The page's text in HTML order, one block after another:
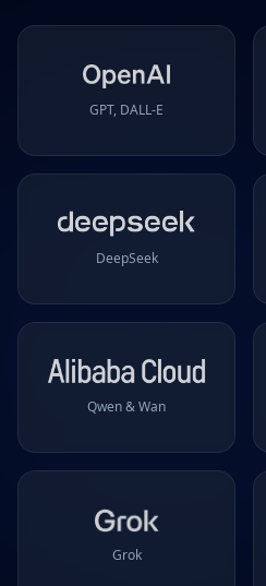
GPT, DALL-E
DeepSeek
Qwen & Wan
Grok